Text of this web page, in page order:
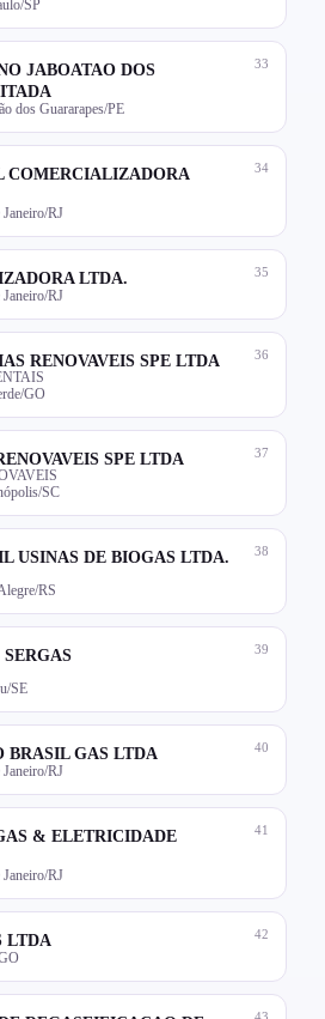
SP
33
JABOATAO DOS
dos Guararapes/PE
34
COMERCIALIZADORA
Janeiro/RJ
35
LTDA.
Janeiro/RJ
36
RENOVAVEIS SPE LTDA
GO
37
SPE LTDA
SC
38
USINAS DE BIOGAS LTDA.
RS
39
SE
40
BRASIL GAS LTDA
Janeiro/RJ
41
& ELETRICIDADE
Janeiro/RJ
42
LTDA
43